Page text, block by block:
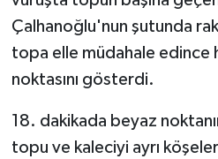
Çalhanoğlu'nun şutunda
topa elle müdahale edince
noktasını gösterdi.
18. dakikada beyaz
topu ve kaleciyi ayrı